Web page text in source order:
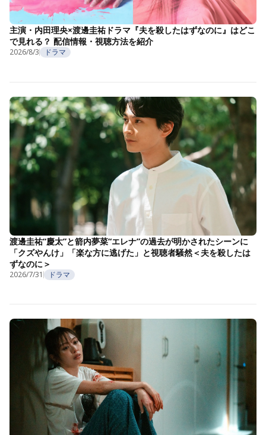
主演・内田理央×渡邊圭祐ドラマ『夫を殺したはずなのに』はどこ
で見れる？ 配信情報・視聴方法を紹介
2026/8/3 ドラマ
渡邊圭祐“慶太”と箭内夢菜“エレナ”の過去が明かされたシーンに
「クズやんけ」「楽な方に逃げた」と視聴者騒然＜夫を殺したは
ずなのに＞
2026/7/31 ドラマ